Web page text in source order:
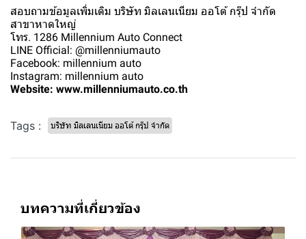
สอบถามข้อมูลเพิ่มเติม บริษัท มิลเลนเนียม ออโต้ กรุ๊ป จำกัด
สาขาหาดใหญ่
โทร. 1286 Millennium Auto Connect
LINE Official: @millenniumauto
Facebook: millennium auto
Instagram: millennium auto
Website: www.millenniumauto.co.th
Tags : บริษัท มิลเลนเนียม ออโต้ กรุ๊ป จำกัด
บทความที่เกี่ยวข้อง